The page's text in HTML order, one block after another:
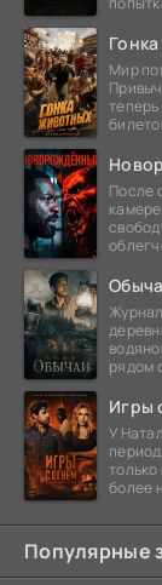
Мир
После
рядом
Игры
У
более
Популярные